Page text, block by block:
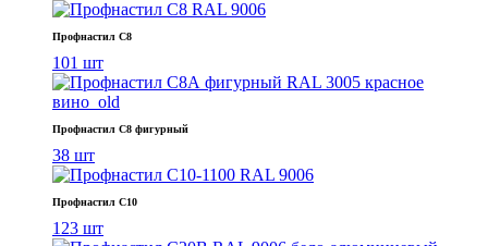
Профнастил С8
101 шт
Профнастил С8 фигурный
38 шт
Профнастил С10
123 шт